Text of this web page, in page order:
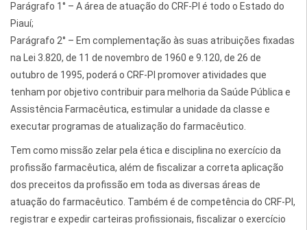
Parágrafo 1° – A área de atuação do CRF-PI é todo o Estado do
Piauí;
Parágrafo 2° – Em complementação às suas atribuições fixadas
na Lei 3.820, de 11 de novembro de 1960 e 9.120, de 26 de
outubro de 1995, poderá o CRF-PI promover atividades que
tenham por objetivo contribuir para melhoria da Saúde Pública e
Assistência Farmacêutica, estimular a unidade da classe e
executar programas de atualização do farmacêutico.
Tem como missão zelar pela ética e disciplina no exercício da
profissão farmacêutica, além de fiscalizar a correta aplicação
dos preceitos da profissão em toda as diversas áreas de
atuação do farmacêutico. Também é de competência do CRF-PI,
registrar e expedir carteiras profissionais, fiscalizar o exercício